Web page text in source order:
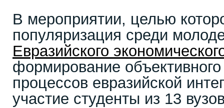
В мероприятии, целью
популяризация среди
Евразийского
формирование
процессов евразийской
участие студенты из 13